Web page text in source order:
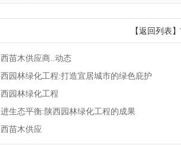
【返回列表】
西苗木供应商..动态
西园林绿化工程:打造宜居城市的绿色庇护
西园林绿化工程
生态平衡:陕西园林绿化工程的成果
苗木供应